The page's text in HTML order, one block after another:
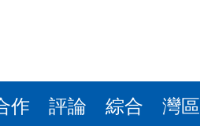
作 評論 綜合 灣區
疑交易監控缺失
被開除黨籍